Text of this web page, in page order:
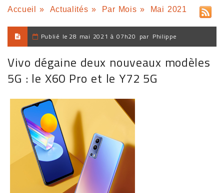
Accueil » Actualités » Par Mois » Mai 2021
Publié le 28 mai 2021 à 07h20 par Philippe
Vivo dégaine deux nouveaux modèles
5G : le X60 Pro et le Y72 5G